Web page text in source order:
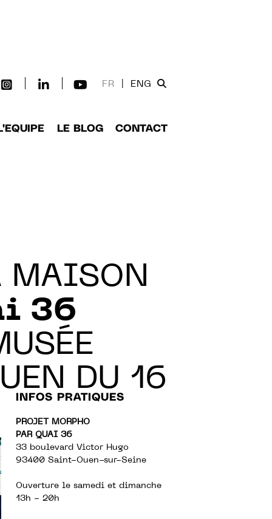
FR ENG
LE BLOG CONTACT
MAISON
36
DU 16
INFOS PRATIQUES
PROJET MORPHO
PAR QUAI 36
33 boulevard Victor Hugo
93400 Saint-Ouen-sur-Seine
Ouverture le samedi et dimanche
13h - 20h